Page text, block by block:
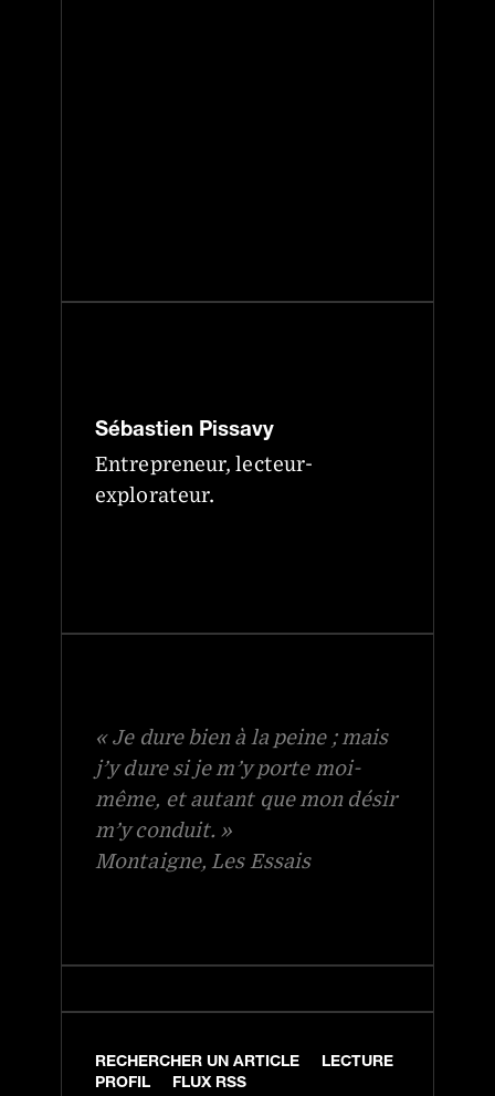
Sébastien Pissavy
Entrepreneur, lecteur-
explorateur.
« Je dure bien à la peine ; mais
j’y dure si je m’y porte moi-
même, et autant que mon désir
m’y conduit. »
Montaigne, Les Essais
RECHERCHER UN ARTICLE
LECTURE
PROFIL
FLUX RSS